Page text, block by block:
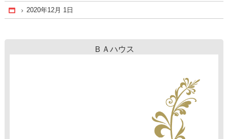
Home
2020年12月 1日
ＢＡハウス